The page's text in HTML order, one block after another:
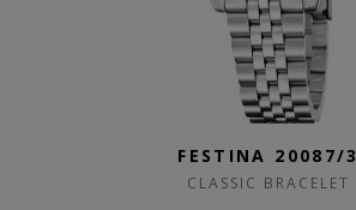
FESTINA 20087/3
CLASSIC BRACELET